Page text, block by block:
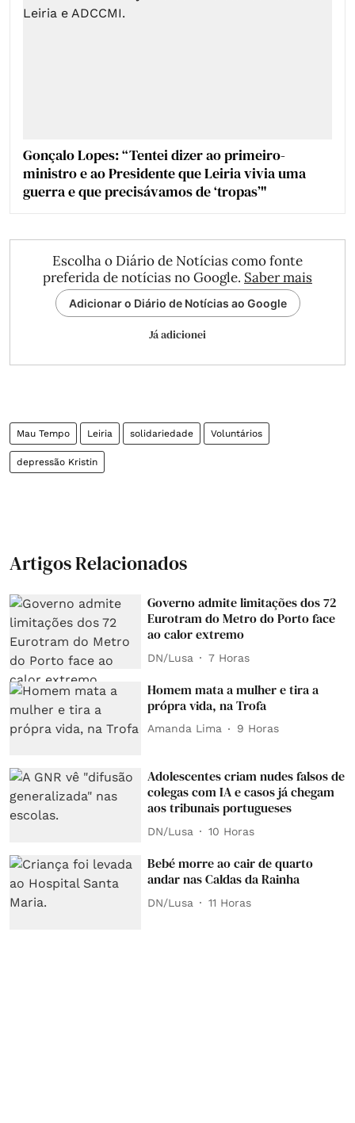
Gonçalo Lopes: “Tentei dizer ao primeiro-
ministro e ao Presidente que Leiria vivia uma
guerra e que precisávamos de ‘tropas’"
Escolha o Diário de Notícias como fonte
preferida de notícias no Google. Saber mais
Adicionar o Diário de Notícias ao Google
Já adicionei
Mau Tempo Leiria solidariedade Voluntários
depressão Kristin
Artigos Relacionados
Governo admite limitações dos 72
Eurotram do Metro do Porto face
ao calor extremo
DN/Lusa 7 Horas
Homem mata a mulher e tira a
própra vida, na Trofa
Amanda Lima 9 Horas
Adolescentes criam nudes falsos de
colegas com IA e casos já chegam
aos tribunais portugueses
DN/Lusa 10 Horas
Bebé morre ao cair de quarto
andar nas Caldas da Rainha
DN/Lusa 11 Horas